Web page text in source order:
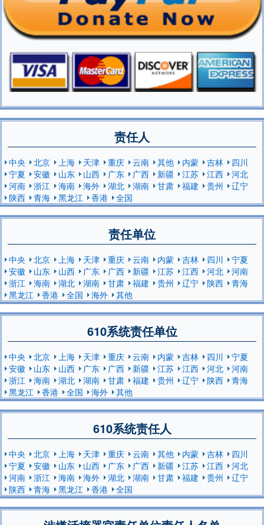
责任人
中央 北京 上海 天津 重庆 云南 其他 内蒙 吉林
四川
宁夏
安徽 山东 山西 广东 广西 新疆 江苏 江西
河北
河南
浙江 海南 海外 湖北 湖南 甘肃 福建 贵州
辽宁
陕西
青海 黑龙江 香港 全国
责任单位
中央 北京 上海 天津 重庆 云南 内蒙 吉林 四川
宁夏
安徽
山东 山西 广东 广西 新疆 江苏 江西 河北
河南
浙江
海南 湖北 湖南 甘肃 福建 贵州 辽宁 陕西
青海
黑龙江
香港 全国 海外 其他
610系统责任单位
中央 北京 上海 天津 重庆 云南 内蒙 吉林 四川
宁夏
安徽
山东 山西 广东 广西 新疆 江苏 江西 河北
河南
浙江
海南 湖北 湖南 甘肃 福建 贵州 辽宁 陕西
青海
黑龙江
香港 全国 海外 其他
610系统责任人
中央 北京 上海 天津 重庆 云南 其他 内蒙 吉林
四川
宁夏
安徽 山东 山西 广东 广西 新疆 江苏 江西
河北
河南
浙江 海南 海外 湖北 湖南 甘肃 福建 贵州
辽宁
陕西
青海 黑龙江 香港 全国